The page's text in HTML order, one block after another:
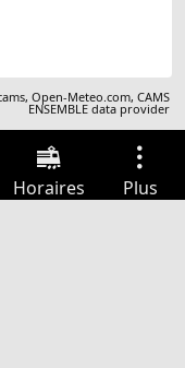
,Open-Meteo.com,CAMS
ENSEMBLE data provider
Horaires Plus